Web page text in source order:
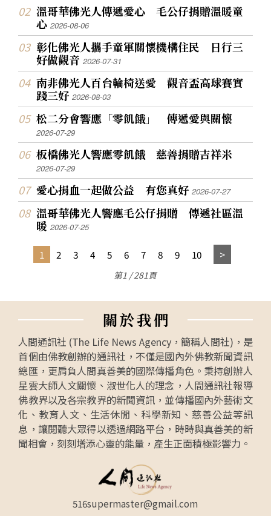
溫哥華佛光人傳遞愛心 毛公仔捐贈溫暖童
心2026-08-06
彰化佛光人攜手童軍關懷機構住民 日行三
好做觀音2026-07-31
南非佛光人百台輪椅送愛 觀音盃高球賽實
踐三好2026-08-03
松二分會響應「零飢餓」 傳遞愛與關懷
2026-07-29
板橋佛光人響應零飢餓 慈善捐贈吉祥米
2026-07-29
愛心捐血一起做公益 有您真好2026-07-27
溫哥華佛光人響應毛公仔捐贈 傳遞社區溫
暖2026-07-25
1 2 3 4 5 6 7 8 9 10
第1 / 281頁
關於我們
人間通訊社 (The Life News Agency，簡稱人間社)，是
首個由佛教創辦的通訊社，不僅是國內外佛教新聞資訊
總匯，更肩負人間真善美的國際傳播角色。秉持創辦人
星雲大師人文關懷、淑世化人的理念，人間通訊社報導
佛教界以及各宗教界的新聞資訊，並傳播國內外藝術文
化、教育人文、生活休閒、科學新知、慈善公益等訊
息，讓閱聽大眾得以透過網路平台，時時與真善美的新
聞相會，刻刻增添心靈的能量，產生正面積極影響力。
516supermaster@gmail.com